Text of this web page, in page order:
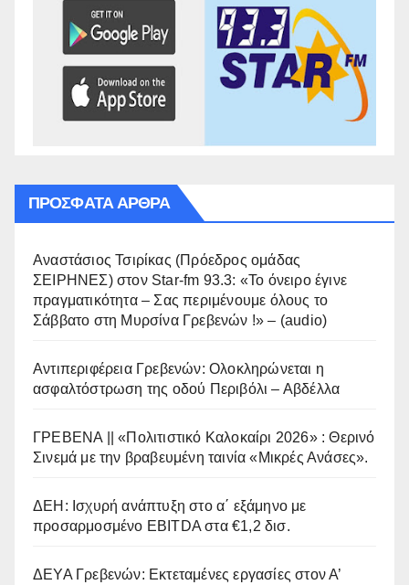
ΠΡΌΣΦΑΤΑ ΆΡΘΡΑ
Αναστάσιος Τσιρίκας (Πρόεδρος ομάδας
ΣΕΙΡΗΝΕΣ) στον Star-fm 93.3: «Το όνειρο έγινε
πραγματικότητα – Σας περιμένουμε όλους το
Σάββατο στη Μυρσίνα Γρεβενών !» – (audio)
Αντιπεριφέρεια Γρεβενών: Ολοκληρώνεται η
ασφαλτόστρωση της οδού Περιβόλι – Αβδέλλα
ΓΡΕΒΕΝΑ || «Πολιτιστικό Καλοκαίρι 2026» : Θερινό
Σινεμά με την βραβευμένη ταινία «Μικρές Ανάσες».
ΔΕΗ: Ισχυρή ανάπτυξη στο α΄ εξάμηνο με
προσαρμοσμένο EBITDA στα €1,2 δισ.
ΔΕΥΑ Γρεβενών: Εκτεταμένες εργασίες στον Α’